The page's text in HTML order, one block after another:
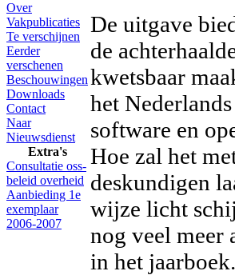
Over
Vakpublicaties
Te verschijnen
Eerder
verschenen
Beschouwingen
Downloads
Contact
Naar
Nieuwsdienst
Extra's
Consultatie oss-
beleid overheid
Aanbieding 1e
exemplaar
2006-2007
De uitgave
de
kwetsbaar
het
software en
Hoe zal het
deskundigen
wijze licht
nog veel meer
in het jaarboek.